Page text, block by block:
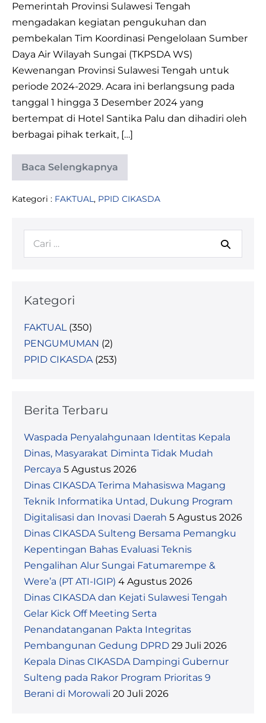
Provinsi
Sulawesi
Tengah
Periode
2024-
2029
Pemerintah Provinsi Sulawesi Tengah
mengadakan kegiatan pengukuhan dan
pembekalan Tim Koordinasi Pengelolaan Sumber
Daya Air Wilayah Sungai (TKPSDA WS)
Kewenangan Provinsi Sulawesi Tengah untuk
periode 2024-2029. Acara ini berlangsung pada
tanggal 1 hingga 3 Desember 2024 yang
bertempat di Hotel Santika Palu dan dihadiri oleh
berbagai pihak terkait, […]
Baca Selengkapnya
Pengukuhan
dan
Tim
Sumber
Wilayah
Sulawesi
Tengah
2024-
2029
Kategori : FAKTUAL, PPID CIKASDA
Pencarian
Kategori
FAKTUAL(350)
PENGUMUMAN (2)
PPID CIKASDA(253)
Berita Terbaru
Waspada Penyalahgunaan Identitas Kepala
Dinas, Masyarakat Diminta Tidak Mudah
Percaya 5 Agustus 2026
Dinas CIKASDA Terima Mahasiswa Magang
Teknik Informatika Untad, Dukung Program
Digitalisasi dan Inovasi Daerah 5 Agustus 2026
Dinas CIKASDA Sulteng Bersama Pemangku
Kepentingan Bahas Evaluasi Teknis
Pengalihan Alur Sungai Fatumarempe &
Were’a (PT ATI-IGIP) 4 Agustus 2026
Dinas CIKASDA dan Kejati Sulawesi Tengah
Gelar Kick Off Meeting Serta
Penandatanganan Pakta Integritas
Pembangunan Gedung DPRD 29 Juli 2026
Kepala Dinas CIKASDA Dampingi Gubernur
Sulteng pada Rakor Program Prioritas 9
Berani di Morowali 20 Juli 2026